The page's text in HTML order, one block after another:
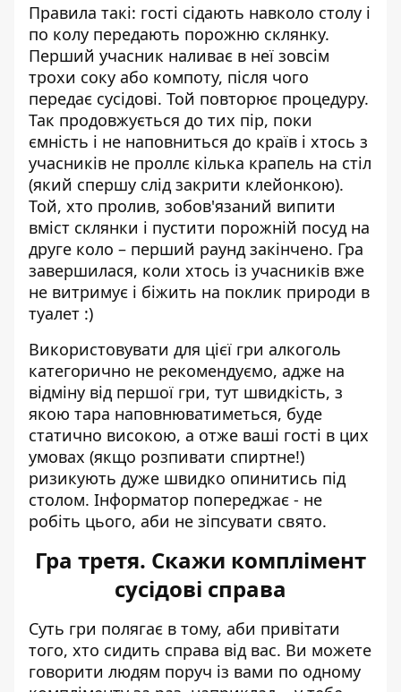
Правила такі: гості сідають навколо столу і
по колу передають порожню склянку.
Перший учасник наливає в неї зовсім
трохи соку або компоту, після чого
передає сусідові. Той повторює процедуру.
Так продовжується до тих пір, поки
ємність і не наповниться до країв і хтось з
учасників не проллє кілька крапель на стіл
(який спершу слід закрити клейонкою).
Той, хто пролив, зобов'язаний випити
вміст склянки і пустити порожній посуд на
друге коло – перший раунд закінчено. Гра
завершилася, коли хтось із учасників вже
не витримує і біжить на поклик природи в
туалет :)
Використовувати для цієї гри алкоголь
категорично не рекомендуємо, адже на
відміну від першої гри, тут швидкість, з
якою тара наповнюватиметься, буде
статично високою, а отже ваші гості в цих
умовах (якщо розпивати спиртне!)
ризикують дуже швидко опинитись під
столом. Інформатор попереджає - не
робіть цього, аби не зіпсувати свято.
Гра третя. Скажи комплімент
сусідові справа
Суть гри полягає в тому, аби привітати
того, хто сидить справа від вас. Ви можете
говорити людям поруч із вами по одному